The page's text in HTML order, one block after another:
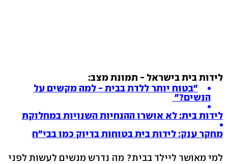
לידות בית בישראל - תמונת מצב:
"בטוח יותר ללדת בבית - למה מקשים על
הנשים?"
לידות בית: לא אושרו ההנחיות השנויות במחלוקת
מחקר ענק: לידות בית בטוחות בדיוק כמו בבי"ח
למי מאושר ליילד בבית? מה נדרש מנשים לעשות לפני